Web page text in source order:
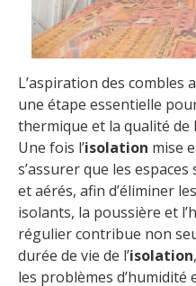
L’aspiration des combles
une étape essentielle
thermique et la qualité de
Une fois l’isolation mise
s’assurer que les
et aérés, afin d’éliminer
isolants, la poussière et
régulier contribue non
durée de vie de l’isolation
les problèmes